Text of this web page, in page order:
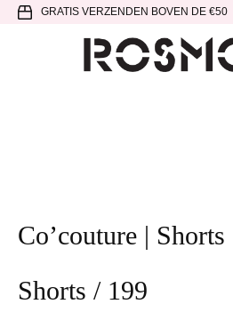
Spring
hoofdnavigatie
Door
SpringGRATIS VERZENDEN BOVEN DE €50
Co’couture | Shorts
Shorts / 199